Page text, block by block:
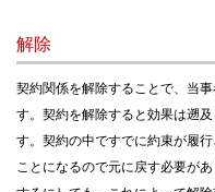
解除
契約関係を解除することで、当
す。契約を解除すると効果は遡
す。契約の中ですでに約束が履
ことになるので元に戻す必要が